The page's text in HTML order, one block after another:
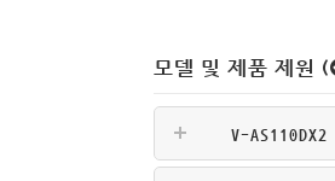
모델 및 제품 제원 (
V-AS110DX2